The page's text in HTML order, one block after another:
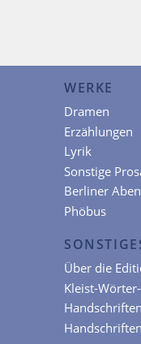
WERKE
Dramen
Erzählungen
Lyrik
Sonstige
Berliner
Phöbus
Über die
Kleist-